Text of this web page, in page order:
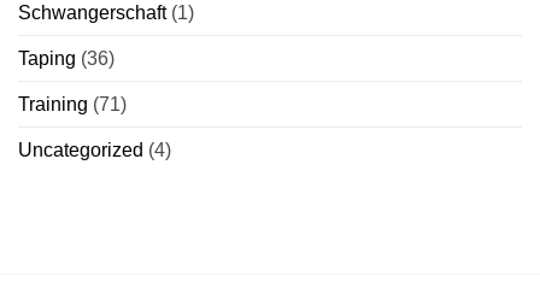
Schwangerschaft(1)
Taping (36)
Training (71)
Uncategorized (4)